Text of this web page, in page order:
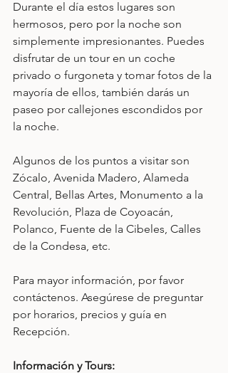
Durante el día estos lugares son
hermosos, pero por la noche son
simplemente impresionantes. Puedes
disfrutar de un tour en un coche
privado o furgoneta y tomar fotos de la
mayoría de ellos, también darás un
paseo por callejones escondidos por
la noche.
Algunos de los puntos a visitar son
Zócalo, Avenida Madero, Alameda
Central, Bellas Artes, Monumento a la
Revolución, Plaza de Coyoacán,
Polanco, Fuente de la Cibeles, Calles
de la Condesa, etc.
Para mayor información, por favor
contáctenos. Asegúrese de preguntar
por horarios, precios y guía en
Recepción.
Información y Tours: